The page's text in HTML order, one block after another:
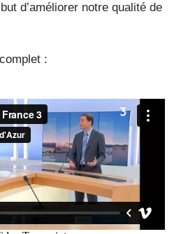
d’améliorer notre qualité de
: